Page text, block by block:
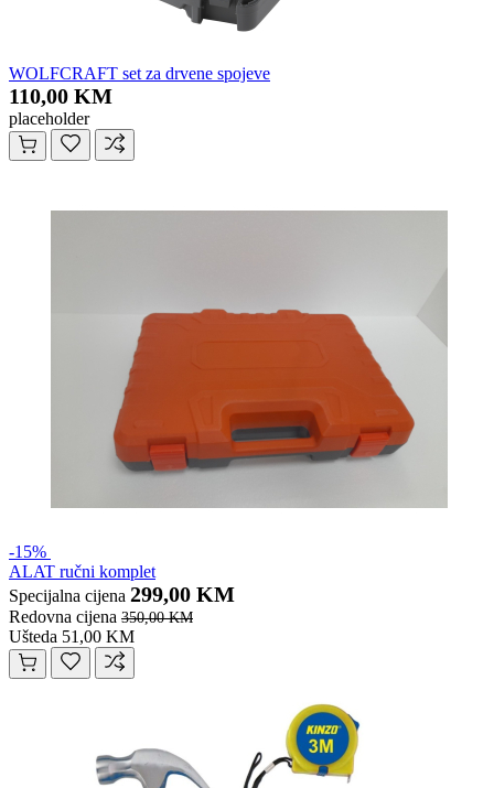
WOLFCRAFT set za drvene spojeve
110,00 KM
placeholder
-15%
ALAT ručni komplet
Specijalna cijena 299,00 KM
Redovna cijena 350,00 KM
Ušteda 51,00 KM